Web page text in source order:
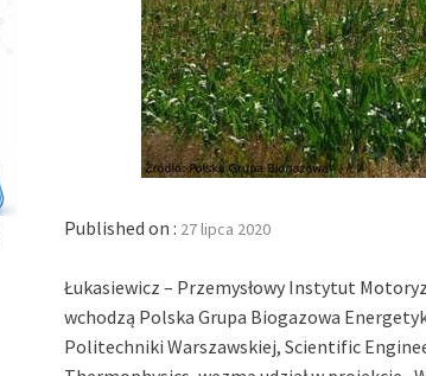
Published on : 27 lipca 2020
Łukasiewicz – Przemysłowy Instytut
wchodzą Polska Grupa Biogazowa
Politechniki Warszawskiej, Scientific